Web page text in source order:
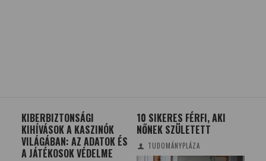
KIBERBIZTONSÁGI
KIHÍVÁSOK A KASZINÓK
VILÁGÁBAN: AZ ADATOK ÉS
A JÁTÉKOSOK VÉDELME
10 SIKERES FÉRFI, AKI
NŐNEK SZÜLETETT
TUDOMÁNYPLÁZA